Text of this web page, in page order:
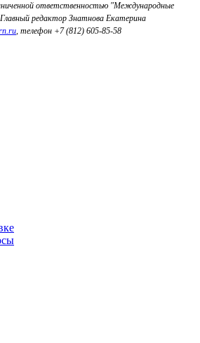
ответственностью "Международные
Главный редактор Знатнова Екатерина
, телефон +7 (812) 605-85-58